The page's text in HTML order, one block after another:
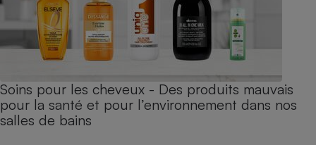
Soins pour les cheveux - Des produits mauvais
pour la santé et pour l’environnement dans nos
salles de bains